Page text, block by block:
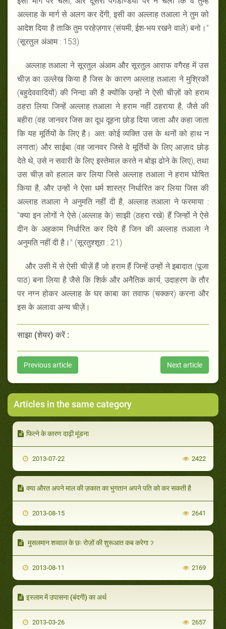
अल्लाह के मार्ग से अलग कर देंगी, इसी का अल्लाह तआला ने तुम को
आदेश दिया है ताकि तुम परहेज़गार (संयमी, ईश-भय रखने वाले) बनो।"
(सूरतुल अंआम : 153)
अल्लाह तआला ने सूरतुल अंआम और सूरतुल आराफ वगैरह में उस
चीज़ का उल्लेख किया है जिस के कारण अल्लाह तआला ने मुश्रिकों
(बहुदेववादियों) की निन्दा की है क्योंकि उन्हों ने ऐसी चीज़ों को हराम
ठहरा लिया जिन्हें अल्लाह तआला ने हराम नहीं ठहराया है, जैसे की
बहीरा (वह जानवर जिस का दूध दूहना छोड़ दिया जाता और कहा जाता
कि यह मूर्तियों के लिए है। अत: कोई व्यक्ति उस के थनों को हाथ न
लगाता) और साईबा (वह जानवर जिसे वे मूर्तियों के लिए आज़ाद छोड़
देते थे, उसे न सवारी के लिए इस्तेमाल करते न बोझ ढोने के लिए), तथा
उस चीज़ को हलाल कर लिया जिसे अल्लाह तआला ने हराम घोषित
किया है, और उन्हों ने ऐसा धर्म शास्त्र निर्धारित कर लिया जिस की
अल्लाह तआला ने अनुमति नहीं दी है, अल्लाह तआला ने फरमाया :
"क्या इन लोगों ने ऐसे (अल्लाह के) साझी (ठहरा रखे) हैं जिन्हों ने ऐसे
दीन के अहकाम निर्धारित कर दिये हैं जिन की अल्लाह तआला ने
अनुमति नहीं दी है।" (सूरतुश्शूरा : 21)
और उसी में से ऐसी चीज़ें हैं जो हराम हैं जिन्हें उन्हों ने इबादात (पूजा
पाठ) बना लिया है जैसे कि शिर्क और अनैतिक कार्य, उदाहरण के तौर
पर नग्न होकर अल्लाह के घर काबा का तवाफ (चक्कर) करना और
इस के अलावा अन्य चीज़ें।
साझा (शेयर) करें :
Previous article Next article
Articles in the same category
फित्ने के कारण दाढ़ी मूंडना
2013-07-22 2422
क्या औरत अपने माल की ज़कात का भुगतान अपने पति को कर सकती है
2013-08-15 2641
मुसलमान शव्वाल के छः रोज़ों की शुरूआत कब करेगा ॽ
2013-08-11 2169
इस्लाम में उपासना (बंदगी) का अर्थ
2013-03-26 2657